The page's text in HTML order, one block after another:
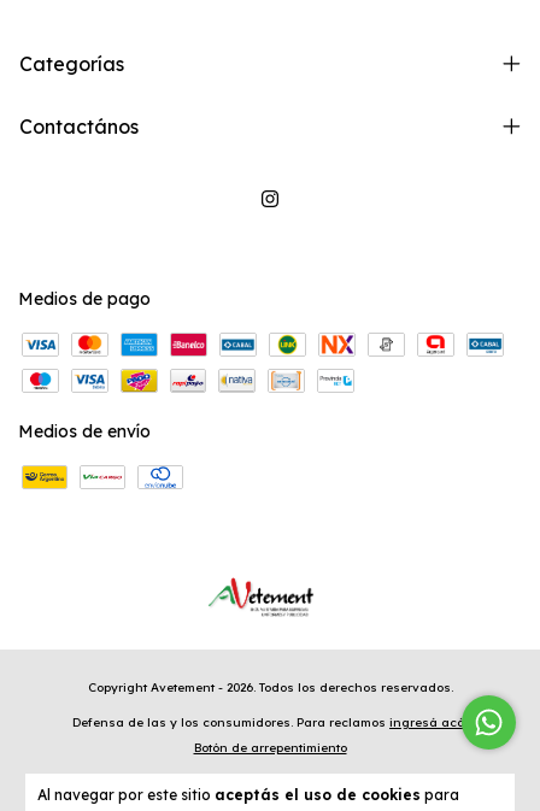
Al navegar por este sitio aceptás el uso de cookies para
Categorías
Contactános
Medios de pago
Medios de envío
Copyright Avetement - 2026. Todos los derechos reservados.
Defensa de las y los consumidores. Para reclamos ingresá acá.
Botón de arrepentimiento